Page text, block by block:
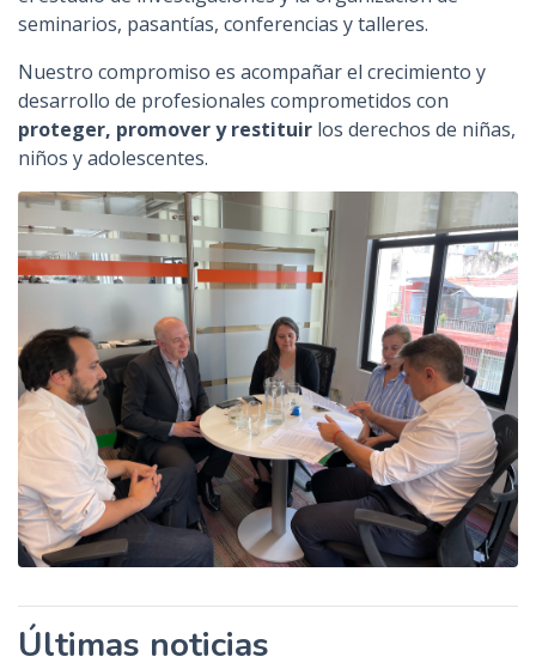
seminarios, pasantías, conferencias y talleres.
Nuestro compromiso es acompañar el crecimiento y
desarrollo de profesionales comprometidos con
proteger, promover y restituir los derechos de niñas,
niños y adolescentes.
Últimas noticias